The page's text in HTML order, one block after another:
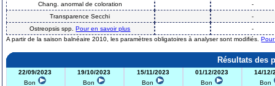
Chang. anormal de coloration
-
Transparence Secchi
-
Ostreopsis spp.Pour en savoir plus
-
A partir de la saison balnéaire 2010, les paramètres obligatoires à analyser sont modifiés.
Résultats des
22/09/2023
Bon
19/10/2023
Bon
15/11/2023
Bon
01/12/2023
Bon
14/12/
Bon